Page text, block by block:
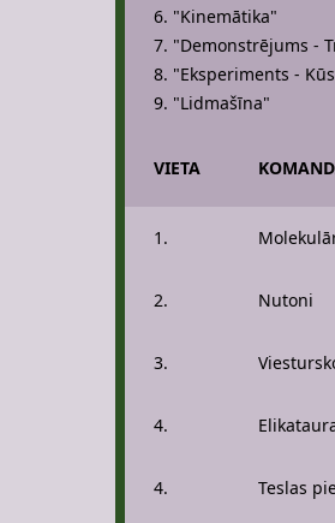
6. "Kinemātika"
7. "Demonstrējums -
8. "Eksperiments -
9. "Lidmašīna"
VIETA
1.
2. Nutoni
3.
4.
4. Teslas